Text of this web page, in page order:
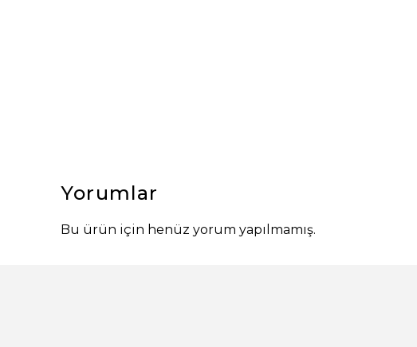
Yorumlar
Bu ürün için henüz yorum yapılmamış.